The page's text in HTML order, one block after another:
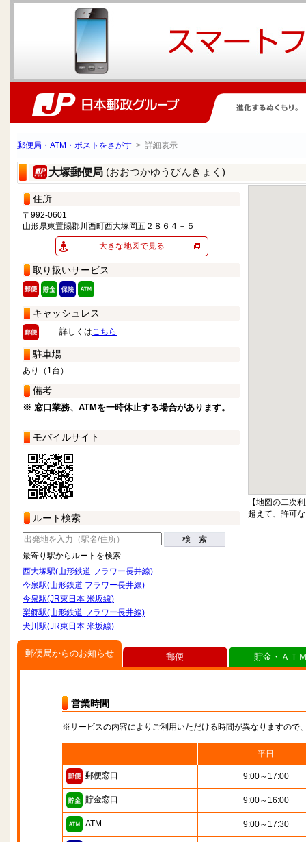
郵便局・ATM・ポストをさがす > 詳細表示
大塚郵便局 (おおつかゆうびんきょく)
住所
〒992-0601
山形県東置賜郡川西町西大塚岡五２８６４－５
大きな地図で見る
取り扱いサービス
キャッシュレス
詳しくはこちら
駐車場
あり（1台）
備考
※ 窓口業務、ATMを一時休止する場合があります。
モバイルサイト
ルート検索
検 索
最寄り駅からルートを検索
西大塚駅(山形鉄道 フラワー長井線)
今泉駅(山形鉄道 フラワー長井線)
今泉駅(JR東日本 米坂線)
梨郷駅(山形鉄道 フラワー長井線)
犬川駅(JR東日本 米坂線)
【地図の二次
超えて、許可
郵便局からのお知らせ
営業時間
※サービスの内容によりご利用いただける時間が異なりますので
平日
郵便窓口 9:00～17:00
貯金窓口 9:00～16:00
ATM 9:00～17:30
郵便 貯金・ＡＴ